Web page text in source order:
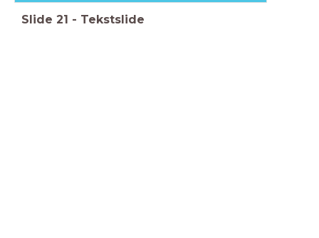
Slide 21 - Tekstslide